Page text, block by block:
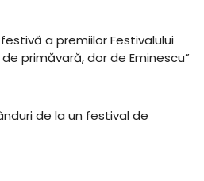
a premiilor Festivalului
de primăvară, dor de Eminescu”
de la un festival de